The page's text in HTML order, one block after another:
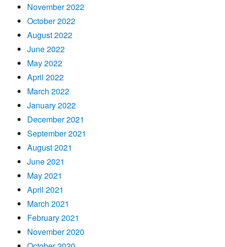
November 2022
October 2022
August 2022
June 2022
May 2022
April 2022
March 2022
January 2022
December 2021
September 2021
August 2021
June 2021
May 2021
April 2021
March 2021
February 2021
November 2020